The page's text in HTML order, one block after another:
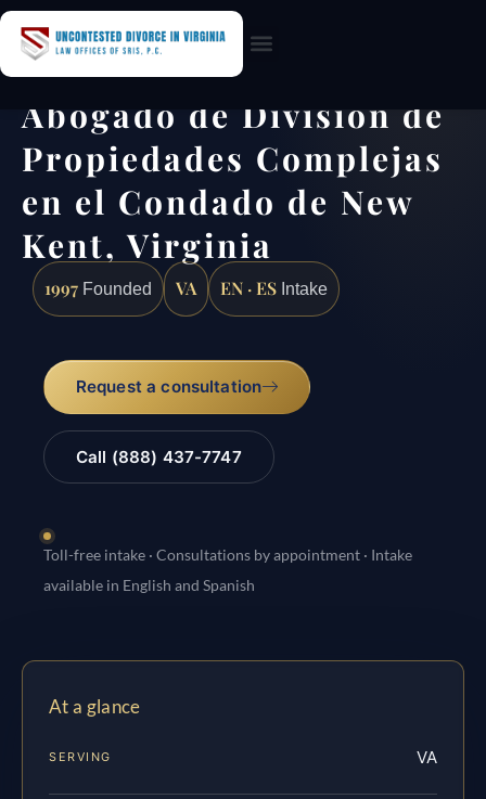
Abogado de División de
Propiedades Complejas
en el Condado de New
Kent, Virginia
1997 Founded VA EN · ES Intake
Request a consultation
Call (888) 437-7747
Toll-free intake · Consultations by appointment · Intake
available in English and Spanish
At a glance
SERVING VA